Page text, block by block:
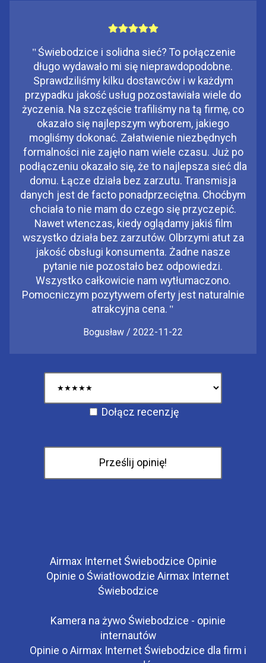
"Świebodzice i solidna sieć? To połączenie
długo wydawało mi się nieprawdopodobne.
Sprawdziliśmy kilku dostawców i w każdym
przypadku jakość usług pozostawiała wiele do
życzenia. Na szczęście trafiliśmy na tą firmę, co
okazało się najlepszym wyborem, jakiego
mogliśmy dokonać. Załatwienie niezbędnych
formalności nie zajęło nam wiele czasu. Już po
podłączeniu okazało się, że to najlepsza sieć dla
domu. Łącze działa bez zarzutu. Transmisja
danych jest de facto ponadprzeciętna. Choćbym
chciała to nie mam do czego się przyczepić.
Nawet wtenczas, kiedy oglądamy jakiś film
wszystko działa bez zarzutów. Olbrzymi atut za
jakość obsługi konsumenta. Żadne nasze
pytanie nie pozostało bez odpowiedzi.
Wszystko całkowicie nam wytłumaczono.
Pomocniczym pozytywem oferty jest naturalnie
atrakcyjna cena. "
Bogusław / 2022-11-22
Dołącz recenzję
Airmax Internet Świebodzice Opinie
Opinie o Światłowodzie Airmax Internet
Świebodzice
Kamera na żywo Świebodzice - opinie
internautów
Opinie o Airmax Internet Świebodzice dla firm i